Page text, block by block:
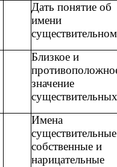
Дать понятие об
имени
Близкое и
значение
существительных
Имена
существительные
собственные и
нарицательные